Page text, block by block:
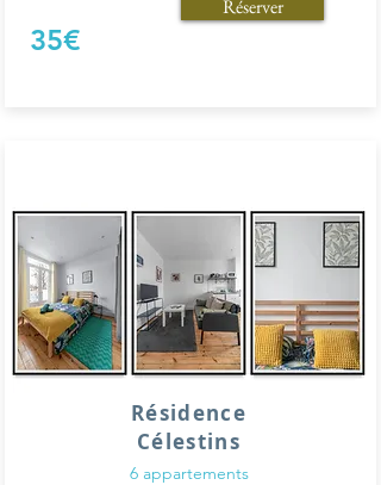
35€
Réserver
Résidence
Célestins
6 appartements